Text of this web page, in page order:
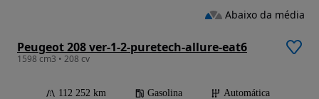
Peugeot 208 ver-1-2-puretech-allure-eat6
1598 cm3 • 208 cv
112 252 km Gasolina
Automática
Abaixo da média